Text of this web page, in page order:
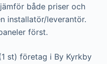
både priser och
installatör/leverantör.
först.
st) företag i By Kyrkby